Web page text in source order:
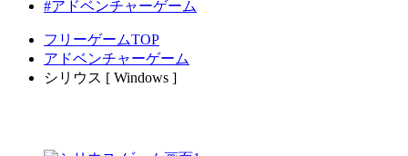
#アドベンチャーゲーム
フリーゲームTOP
アドベンチャーゲーム
シリウス [ Windows ]